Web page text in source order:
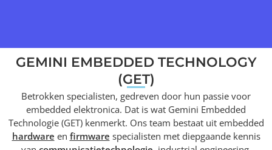
GEMINI EMBEDDED TECHNOLOGY
(GET)
Betrokken specialisten, gedreven door hun passie voor
embedded elektronica. Dat is wat Gemini Embedded
Technologie (GET) kenmerkt. Ons team bestaat uit embedded
hardware en firmware specialisten met diepgaande kennis